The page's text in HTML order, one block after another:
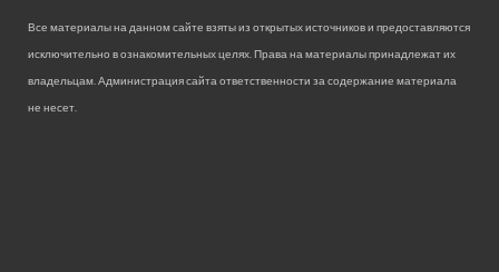
Все материалы на данном сайте взяты из открытых источников и предоставляются
исключительно в ознакомительных целях. Права на материалы принадлежат их
владельцам. Администрация сайта ответственности за содержание материала
не несет.